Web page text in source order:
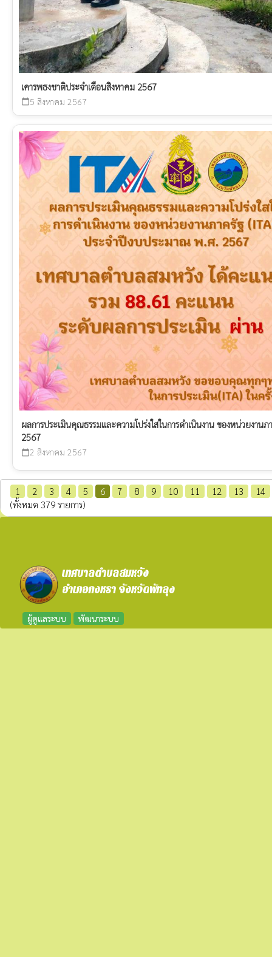
เคารพธงชาติประจำเดือนสิงหาคม 2567
calendar_today 5 สิงหาคม 2567
ผลการประเมินคุณธรรมและความโปร่งใสในการดำเนินงาน ของหน่วยงา
2567
calendar_today2 สิงหาคม 2567
1 2 3 4 5 6 7 8 9 10 11 12 13
14
(ทั้งหมด 379 รายการ)
เทศบาลตำบลสมหวัง
อำเภอกงหรา จังหวัดพัทลุง
ผู้ดูแลระบบ พัฒนาระบบ